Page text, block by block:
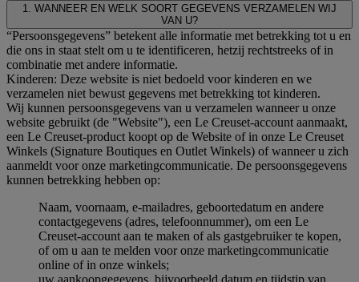
1. WANNEER EN WELK SOORT GEGEVENS VERZAMELEN WIJ
VAN U?
“Persoonsgegevens” betekent alle informatie met betrekking tot u en
die ons in staat stelt om u te identificeren, hetzij rechtstreeks of in
combinatie met andere informatie.
Kinderen: Deze website is niet bedoeld voor kinderen en we
verzamelen niet bewust gegevens met betrekking tot kinderen.
Wij kunnen persoonsgegevens van u verzamelen wanneer u onze
website gebruikt (de "Website"), een Le Creuset-account aanmaakt,
een Le Creuset-product koopt op de Website of in onze Le Creuset
Winkels (Signature Boutiques en Outlet Winkels) of wanneer u zich
aanmeldt voor onze marketingcommunicatie. De persoonsgegevens
kunnen betrekking hebben op:
Naam, voornaam, e-mailadres, geboortedatum en andere
contactgegevens (adres, telefoonnummer), om een Le
Creuset-account aan te maken of als gastgebruiker te kopen,
of om u aan te melden voor onze marketingcommunicatie
online of in onze winkels;
uw aankoopgegevens, bijvoorbeeld datum en tijdstip van